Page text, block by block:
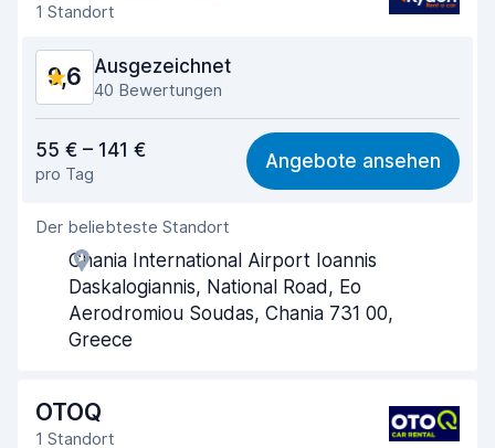
1 Standort
9,6 Ausgezeichnet
40 Bewertungen
9,1
Einfach zu finden 9,8
Agenten-Hilfsbereitschaft
Schnelle Abholung
Schnelle Abgabe
Zustand des Fahrzeugs 9,3
55 € – 141 €
pro Tag
Angebote ansehen
Der beliebteste Standort
Chania International Airport Ioannis
Daskalogiannis, National Road, Eo
Aerodromiou Soudas, Chania 731 00,
Greece
OTOQ
1 Standort